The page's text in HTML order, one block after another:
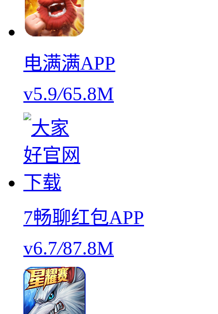
电满满APP
v5.9/65.8M
7畅聊红包APP
v6.7/87.8M